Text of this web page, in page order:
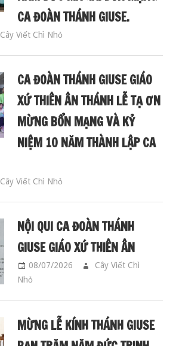
CA ĐOÀN THÁNH GIUSE.
Cây Viết Chì Nhỏ
CA ĐOÀN THÁNH GIUSE GIÁO
XỨ THIÊN ÂN THÁNH LỄ TẠ ƠN
MỪNG BỔN MẠNG VÀ KỶ
NIỆM 10 NĂM THÀNH LẬP CA
Cây Viết Chì Nhỏ
NỘI QUI CA ĐOÀN THÁNH
GIUSE GIÁO XỨ THIÊN ÂN
08/07/2026
Cây Viết Chì
Nhỏ
MỪNG LỄ KÍNH THÁNH GIUSE